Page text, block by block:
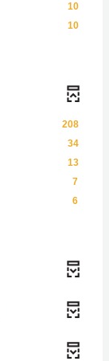
10
10
208
34
13
7
6